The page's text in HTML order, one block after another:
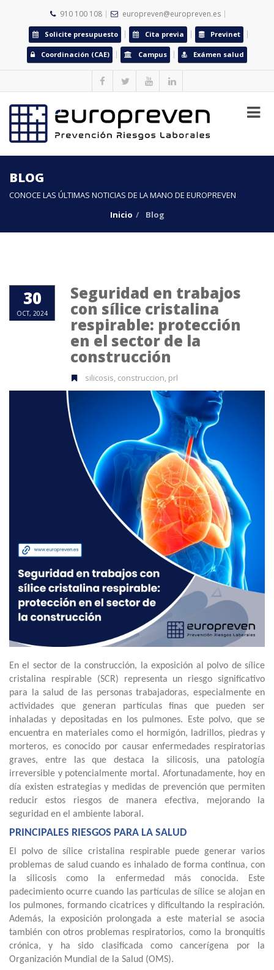
910 100 108 europreven@europreven.es
Solicite presupuesto Cita previa Previnet
Coordinación (CAE) Campus Exámen salud
BLOG
CONOCE LAS ÚLTIMAS NOTICIAS DE LA MANO DE EUROPREVEN
Inicio
Blog
30
OCT, 2024
Seguridad en trabajos
con sílice cristalina
respirable: protección
en el sector de la
construcción
silicosis, construccion, prl
En el sector de la construcción, la exposición al polvo de sílice
cristalina respirable (SCR) representa un riesgo significativo
para la salud de las personas trabajadoras, especialmente en
actividades que generan partículas finas que pueden ser
inhaladas y depositadas en los pulmones. Este polvo, que se
encuentra en materiales como el hormigón, ladrillos, piedras y
morteros, es conocido por causar enfermedades respiratorias
graves, entre las que destaca la silicosis, una patología
irreversible y potencialmente mortal. Afortunadamente, hoy en
día existen estrategias y medidas de prevención que permiten
reducir estos riesgos de manera efectiva, mejorando la
seguridad en el ambiente laboral.
PRINCIPALES RIESGOS PARA LA SALUD
El polvo de sílice cristalina respirable puede generar varios
problemas de salud cuando es inhalado de forma continua, con
la silicosis como la enfermedad más conocida. Este
padecimiento ocurre cuando las partículas de sílice se alojan en
los pulmones, formando cicatrices y dificultando la respiración.
Además, la exposición prolongada a este material se asocia
también con otros problemas respiratorios, como la bronquitis
crónica, y ha sido clasificada como cancerígena por la
Organización Mundial de la Salud (OMS).